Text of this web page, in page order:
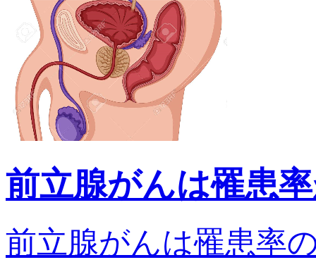
前立腺がんは罹患
前立腺がんは罹患率